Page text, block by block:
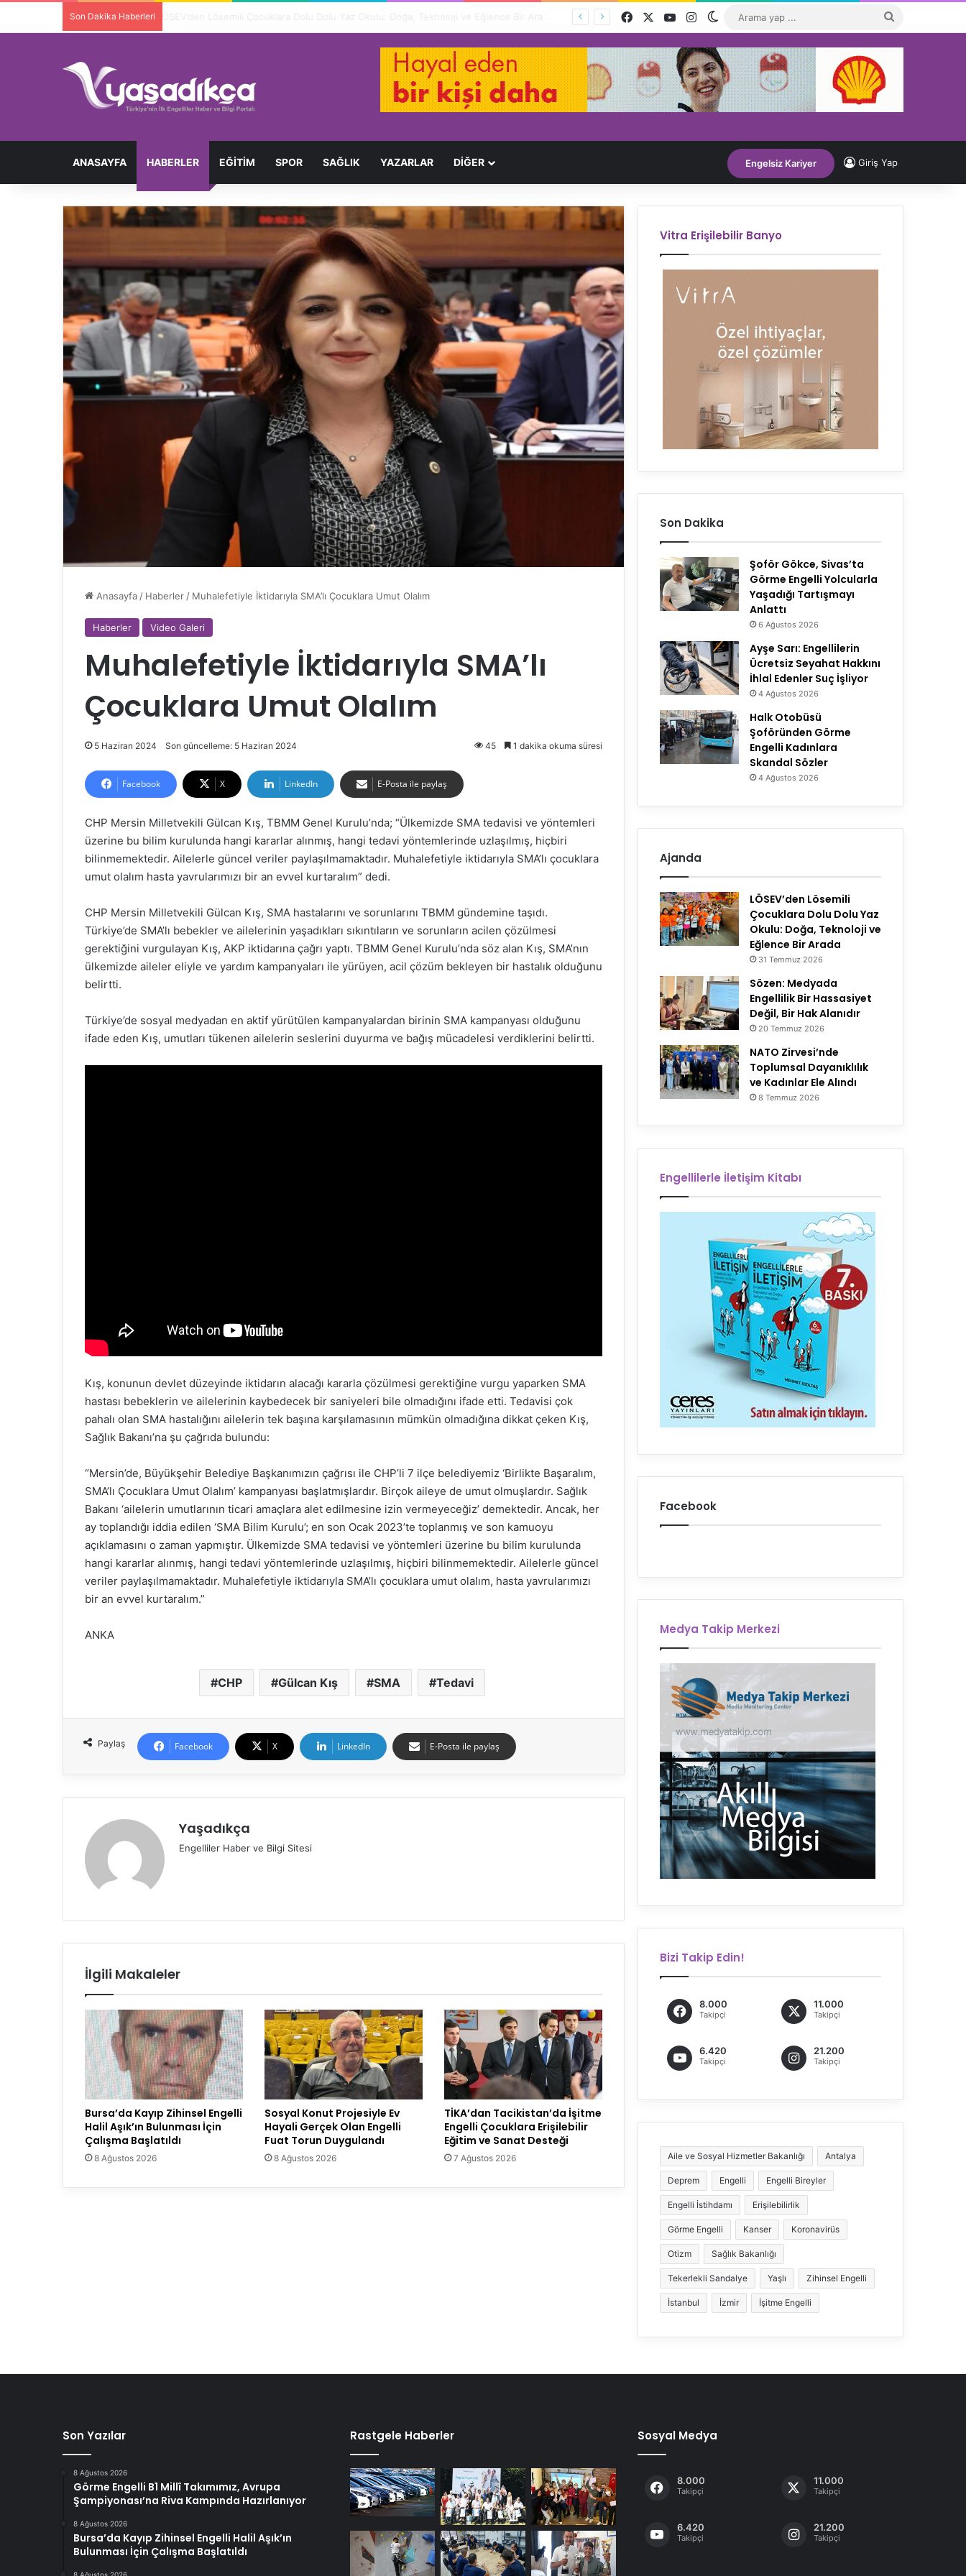
Son Dakika Haberleri Facebook YouTubeInstagramDış görünümü değiştir
...
ANASAYFA HABERLER EĞITIM SPOR SAĞLIK YAZARLAR DİĞER Engelsiz Kariyer Giriş Yap
Anasayfa / Haberler / Muhalefetiyle İktidarıyla SMA’lı Çocuklara Umut Olalım
Haberler Video Galeri
Muhalefetiyle İktidarıyla SMA’lı
Çocuklara Umut Olalım
5 Haziran 2024 Son güncelleme: 5 Haziran 2024 45 1 dakika okuma süresi
Facebook X LinkedIn E-Posta ile paylaş
CHP Mersin Milletvekili Gülcan Kış, TBMM Genel Kurulu’nda; “Ülkemizde SMA tedavisi ve yöntemleri
üzerine bu bilim kurulunda hangi kararlar alınmış, hangi tedavi yöntemlerinde uzlaşılmış, hiçbiri
bilinmemektedir. Ailelerle güncel veriler paylaşılmamaktadır. Muhalefetiyle iktidarıyla SMA’lı çocuklara
umut olalım hasta yavrularımızı bir an evvel kurtaralım” dedi.
CHP Mersin Milletvekili Gülcan Kış, SMA hastalarını ve sorunlarını TBMM gündemine taşıdı.
Türkiye’de SMA’lı bebekler ve ailelerinin yaşadıkları sıkıntıların ve sorunların acilen çözülmesi
gerektiğini vurgulayan Kış, AKP iktidarına çağrı yaptı. TBMM Genel Kurulu’nda söz alan Kış, SMA’nın
ülkemizde aileler eliyle ve yardım kampanyaları ile yürüyen, acil çözüm bekleyen bir hastalık olduğunu
belirtti.
Türkiye’de sosyal medyadan en aktif yürütülen kampanyalardan birinin SMA kampanyası olduğunu
ifade eden Kış, umutları tükenen ailelerin seslerini duyurma ve bağış mücadelesi verdiklerini belirtti.
Kış, konunun devlet düzeyinde iktidarın alacağı kararla çözülmesi gerektiğine vurgu yaparken SMA
hastası bebeklerin ve ailelerinin kaybedecek bir saniyeleri bile olmadığını ifade etti. Tedavisi çok
pahalı olan SMA hastalığını ailelerin tek başına karşılamasının mümkün olmadığına dikkat çeken Kış,
Sağlık Bakanı’na şu çağrıda bulundu:
“Mersin’de, Büyükşehir Belediye Başkanımızın çağrısı ile CHP’li 7 ilçe belediyemiz ‘Birlikte Başaralım,
SMA’lı Çocuklara Umut Olalım’ kampanyası başlatmışlardır. Birçok aileye de umut olmuşlardır. Sağlık
Bakanı ‘ailelerin umutlarının ticari amaçlara alet edilmesine izin vermeyeceğiz’ demektedir. Ancak, her
ay toplandığı iddia edilen ‘SMA Bilim Kurulu’; en son Ocak 2023’te toplanmış ve son kamuoyu
açıklamasını o zaman yapmıştır. Ülkemizde SMA tedavisi ve yöntemleri üzerine bu bilim kurulunda
hangi kararlar alınmış, hangi tedavi yöntemlerinde uzlaşılmış, hiçbiri bilinmemektedir. Ailelerle güncel
veriler paylaşılmamaktadır. Muhalefetiyle iktidarıyla SMA’lı çocuklara umut olalım, hasta yavrularımızı
bir an evvel kurtaralım.”
ANKA
CHP Gülcan Kış SMA Tedavi
Paylaş Facebook X LinkedIn E-Posta ile paylaş
Yaşadıkça
Engelliler Haber ve Bilgi Sitesi
İlgili Makaleler
Bursa’da Kayıp Zihinsel Engelli
Halil Aşık’ın Bulunması İçin
Çalışma Başlatıldı
8 Ağustos 2026
Sosyal Konut Projesiyle Ev
Hayali Gerçek Olan Engelli
Fuat Torun Duygulandı
8 Ağustos 2026
TİKA’dan Tacikistan’da İşitme
Engelli Çocuklara Erişilebilir
Eğitim ve Sanat Desteği
7 Ağustos 2026
Vitra Erişilebilir Banyo
Son Dakika
Şoför Gökce, Sivas’ta
Görme Engelli Yolcularla
Yaşadığı Tartışmayı
Anlattı
6 Ağustos 2026
Ayşe Sarı: Engellilerin
Ücretsiz Seyahat Hakkını
İhlal Edenler Suç İşliyor
4 Ağustos 2026
Halk Otobüsü
Şoföründen Görme
Engelli Kadınlara
Skandal Sözler
4 Ağustos 2026
Ajanda
LÖSEV’den Lösemili
Çocuklara Dolu Dolu Yaz
Okulu: Doğa, Teknoloji ve
Eğlence Bir Arada
31 Temmuz 2026
Sözen: Medyada
Engellilik Bir Hassasiyet
Değil, Bir Hak Alanıdır
20 Temmuz 2026
NATO Zirvesi’nde
Toplumsal Dayanıklılık
ve Kadınlar Ele Alındı
8 Temmuz 2026
Engellilerle İletişim Kitabı
Facebook
Medya Takip Merkezi
Bizi Takip Edin!
8.000
Takipçi
11.000
Takipçi
6.420
Takipçi
21.200
Takipçi
Aile ve Sosyal Hizmetler Bakanlığı Antalya
Deprem Engelli Engelli Bireyler
Engelli İstihdamı Erişilebilirlik
Görme Engelli Kanser Koronavirüs
Otizm Sağlık Bakanlığı
Tekerlekli Sandalye Yaşlı Zihinsel Engelli
İstanbul İzmir İşitme Engelli
Son Yazılar
8 Ağustos 2026
Görme Engelli B1 Millî Takımımız, Avrupa
Şampiyonası’na Riva Kampında Hazırlanıyor
8 Ağustos 2026
Bursa’da Kayıp Zihinsel Engelli Halil Aşık’ın
Bulunması İçin Çalışma Başlatıldı
Rastgele Haberler Sosyal Medya
8.000
Takipçi
11.000
Takipçi
6.420
Takipçi
21.200
Takipçi